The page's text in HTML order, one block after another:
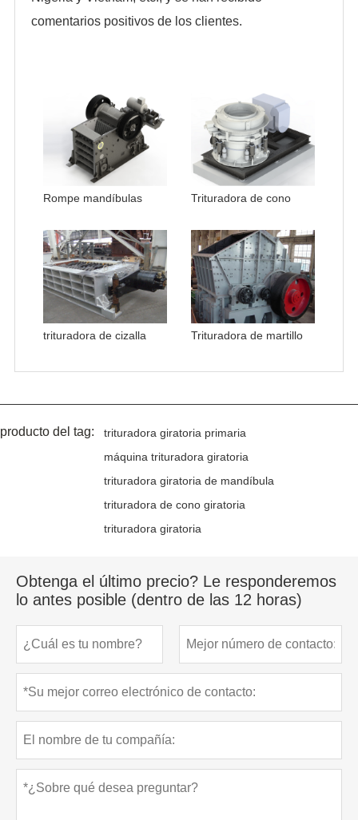
comentarios positivos de los clientes.
Rompe mandíbulas Trituradora de cono
trituradora de cizalla Trituradora de martillo
producto del tag:
trituradora giratoria primaria
máquina trituradora giratoria
trituradora giratoria de mandíbula
trituradora de cono giratoria
trituradora giratoria
Obtenga el último precio? Le responderemos
lo antes posible (dentro de las 12 horas)